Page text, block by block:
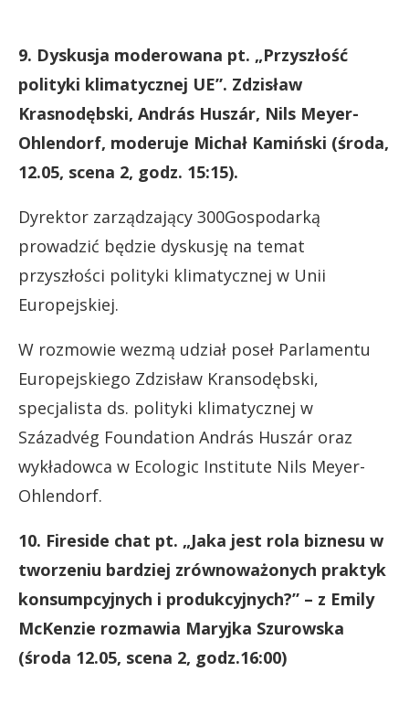
9. Dyskusja moderowana pt. „Przyszłość
polityki klimatycznej UE”. Zdzisław
Krasnodębski, András Huszár, Nils Meyer-
Ohlendorf, moderuje Michał Kamiński (środa,
12.05, scena 2, godz. 15:15).
Dyrektor zarządzający 300Gospodarką
prowadzić będzie dyskusję na temat
przyszłości polityki klimatycznej w Unii
Europejskiej.
W rozmowie wezmą udział poseł Parlamentu
Europejskiego Zdzisław Kransodębski,
specjalista ds. polityki klimatycznej w
Századvég Foundation András Huszár oraz
wykładowca w Ecologic Institute Nils Meyer-
Ohlendorf.
10. Fireside chat pt. „Jaka jest rola biznesu w
tworzeniu bardziej zrównoważonych praktyk
konsumpcyjnych i produkcyjnych?” – z Emily
McKenzie rozmawia Maryjka Szurowska
(środa 12.05, scena 2, godz.16:00)